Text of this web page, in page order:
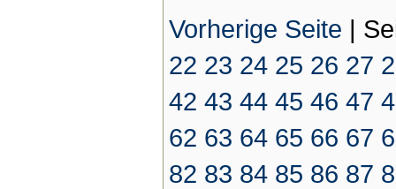
Vorherige Seite |
22 23 24 25 26 27
42 43 44 45 46 47
62 63 64 65 66 67
82 83 84 85 86 87